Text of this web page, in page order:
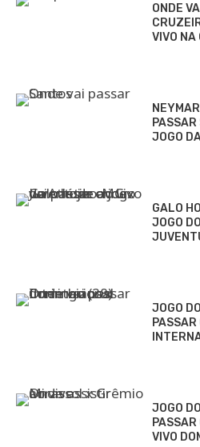
ONDE
VIVO NA
PASSAR
JOGO
GALO
JOGO
JOGO
JOGO
PASSAR
VIVO